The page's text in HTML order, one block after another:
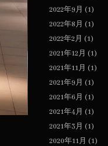
2022年9月 (1)
2022年8月 (1)
2022年2月 (1)
2021年12月 (1)
2021年11月 (1)
2021年9月 (1)
2021年6月 (1)
2021年4月 (1)
2021年3月 (1)
2020年11月 (1)